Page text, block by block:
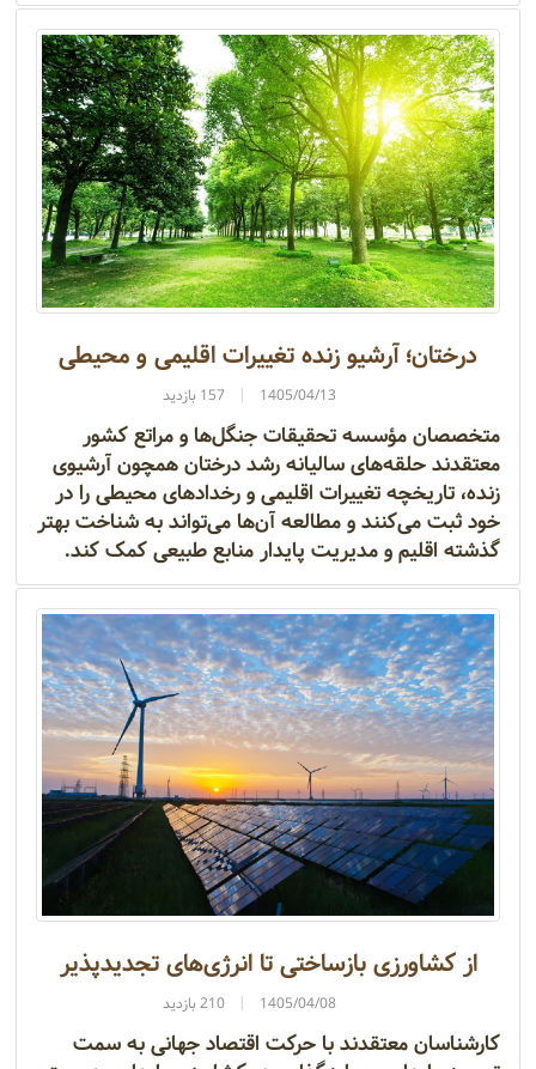
درختان؛ آرشیو زنده تغییرات اقلیمی و محیطی
1405/04/13 157 بازدید
متخصصان مؤسسه تحقیقات جنگل‌ها و مراتع کشور
معتقدند حلقه‌های سالیانه رشد درختان همچون آرشیوی
زنده، تاریخچه تغییرات اقلیمی و رخدادهای محیطی را در
خود ثبت می‌کنند و مطالعه آن‌ها می‌تواند به شناخت بهتر
گذشته اقلیم و مدیریت پایدار منابع طبیعی کمک کند.
از کشاورزی بازساختی تا انرژی‌های تجدیدپذیر
1405/04/08 210 بازدید
کارشناسان معتقدند با حرکت اقتصاد جهانی به سمت